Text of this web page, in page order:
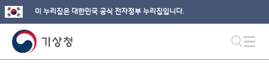
이 누리집은 대한민국 공식 전자정부 누리집입니다.